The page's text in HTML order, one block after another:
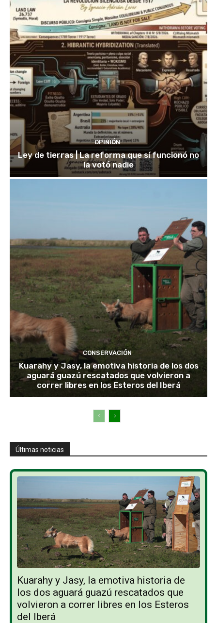
OPINIÓN
Ley de tierras | La reforma que sí funcionó no
la votó nadie
CONSERVACIÓN
Kuarahy y Jasy, la emotiva historia de los dos
aguará guazú rescatados que volvieron a
correr libres en los Esteros del Iberá
Últimas noticias
Kuarahy y Jasy, la emotiva historia de
los dos aguará guazú rescatados que
volvieron a correr libres en los Esteros
del Iberá